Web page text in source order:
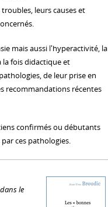
leurs causes et
mais aussi l'hyperactivité, la
la fois didactique et
de leur prise en
recommandations récentes
confirmés ou débutants
ces pathologies.
le